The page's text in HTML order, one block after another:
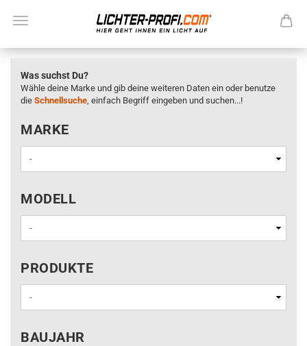
Was suchst Du?
Wähle deine Marke und gib deine weiteren Daten ein oder benutze
die Schnellsuche, einfach Begriff eingeben und suchen...!
MARKE
MARKE
MODELL
MODELL
PRODUKTE
PRODUKTE
BAUJAHR
BAUJAHR